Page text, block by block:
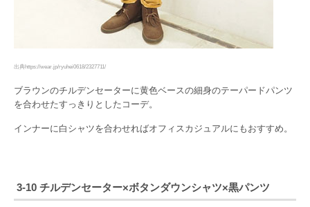
出典https://wear.jp/ryuhei0618/2327711/
ブラウンのチルデンセーターに黄色ベースの細身のテーパードパンツ
を合わせたすっきりとしたコーデ。
インナーに白シャツを合わせればオフィスカジュアルにもおすすめ。
3-10 チルデンセーター×ボタンダウンシャツ×黒パンツ